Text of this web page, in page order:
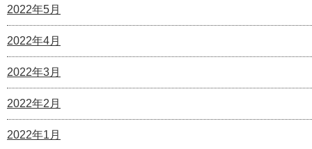
2022年5月
2022年4月
2022年3月
2022年2月
2022年1月